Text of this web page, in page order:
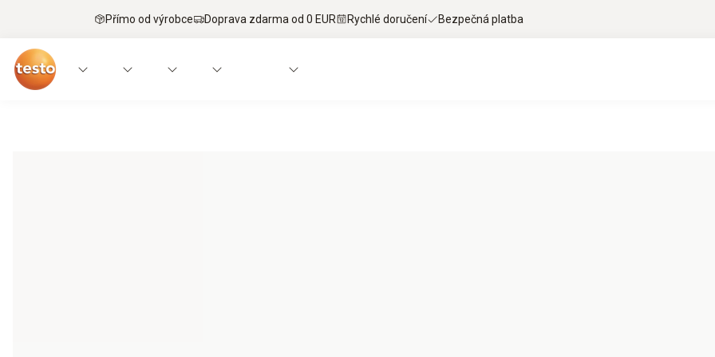
Přímo od výrobce Doprava zdarma od 0 EUR Rychlé doručení Bezpečná platba